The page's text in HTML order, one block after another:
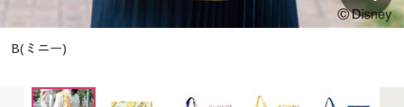
大きいサイズ メンズ
大きいサイズ 事務・制服
カタログ・チラシからのご注文
デジタルカタログ
カタログ無料プレゼント
B(ミニー)